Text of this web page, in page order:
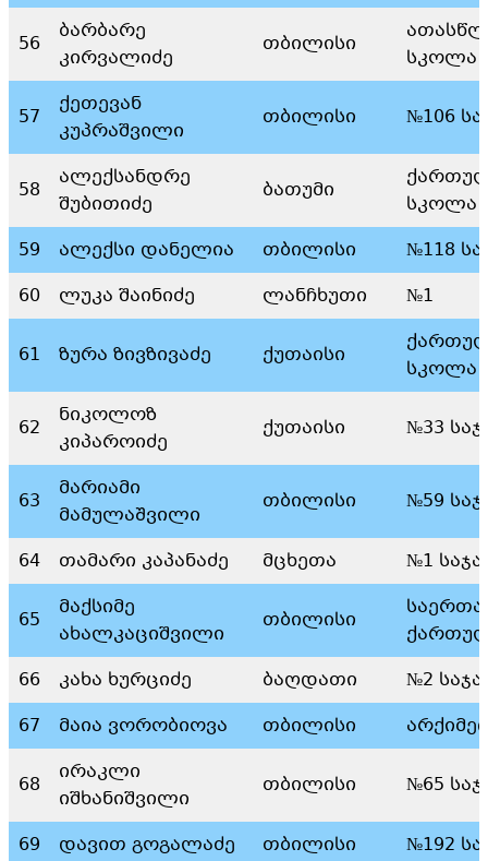
56
ბარბარე
კირვალიძე
თბილისი
სკოლა
57
ქეთევან
კუპრაშვილი
თბილისი №106
58
ალექსანდრე
შუბითიძე
ბათუმი
სკოლა
59
ალექსი დანელია თბილისი
№118
60
ლუკა შაინიძე ლანჩხუთი №1
61 ზურა ზივზივაძე ქუთაისი
სკოლა
62
ნიკოლოზ
კიპაროიძე
ქუთაისი №33
63
მარიამი
მამულაᲨვილი
თბილისი №59
64 თამარი კაპანაძე მცხეთა №1
65
მაქსიმე
ახალკაციშვილი
თბილისი
66
კახა ხურციძე ბაღდათი
№2
67
მაია ვორობიოვა თბილისი
68
ირაკლი
იშხანიშვილი
თბილისი №65
69 დავით გოგალაძე თბილისი №192